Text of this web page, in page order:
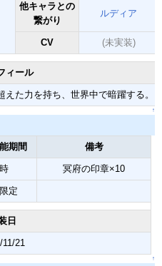
他キャラとの
繋がり
ルディア
CV (未実装)
ィール
た力を持ち、世界中で暗躍する。
↑
期間 備考
冥府の印章×10
定
日
11/21
↑